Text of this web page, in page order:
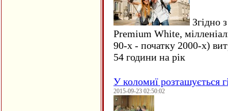
Згідно
Premium White,
90-х - початку 2000-х)
54 години на рік
У коломиї розташується
2015-09-23 02:50:02